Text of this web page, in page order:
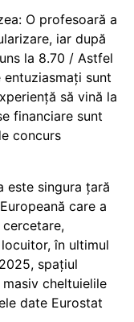
O profesoară a
iar după
la 8.70 / Astfel
sunt
să vină la
financiare sunt
concurs
este singura țară
care a
în ultimul
spațiul
cheltuielile
date Eurostat